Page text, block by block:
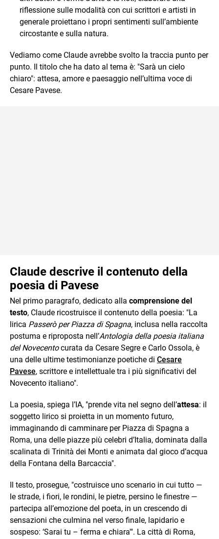
riflessione sulle modalità con cui scrittori e artisti in
generale proiettano i propri sentimenti sull’ambiente
circostante e sulla natura.
Vediamo come Claude avrebbe svolto la traccia punto per
punto. Il titolo che ha dato al tema è: "Sarà un cielo
chiaro": attesa, amore e paesaggio nell’ultima voce di
Cesare Pavese.
Claude descrive il contenuto della
poesia di Pavese
Nel primo paragrafo, dedicato alla comprensione del
testo, Claude ricostruisce il contenuto della poesia: "La
lirica Passerò per Piazza di Spagna, inclusa nella raccolta
postuma e riproposta nell’Antologia della poesia italiana
del Novecentocurata da Cesare Segre e Carlo Ossola, è
una delle ultime testimonianze poetiche di Cesare
Pavese, scrittore e intellettuale tra i più significativi del
Novecento italiano".
La poesia, spiega l’IA, "prende vita nel segno dell’attesa: il
soggetto lirico si proietta in un momento futuro,
immaginando di camminare per Piazza di Spagna a
Roma, una delle piazze più celebri d’Italia, dominata dalla
scalinata di Trinità dei Monti e animata dal gioco d’acqua
della Fontana della Barcaccia".
Il testo, prosegue, "costruisce uno scenario in cui tutto —
le strade, i fiori, le rondini, le pietre, persino le finestre —
partecipa all’emozione del poeta, in un crescendo di
sensazioni che culmina nel verso finale, lapidario e
sospeso: ‘Sarai tu – ferma e chiara'". La città di Roma,